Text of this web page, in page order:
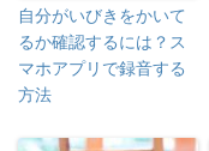
自分がいびきをかいて
るか確認するには？ス
マホアプリで録音する
方法